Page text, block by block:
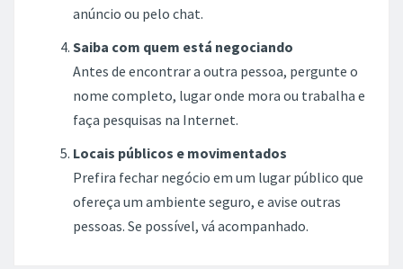
anúncio ou pelo chat.
Saiba com quem está negociando
Antes de encontrar a outra pessoa, pergunte o
nome completo, lugar onde mora ou trabalha e
faça pesquisas na Internet.
Locais públicos e movimentados
Prefira fechar negócio em um lugar público que
ofereça um ambiente seguro, e avise outras
pessoas. Se possível, vá acompanhado.